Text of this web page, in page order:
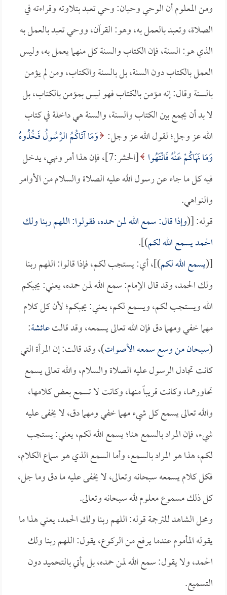
ومن المعلوم أن الوحي وحيان: وحي تعبد بتلاوته وقراءته في
الصلاة، وتعبد بالعمل به، وهو: القرآن، ووحي تعبد بالعمل به
الذي هو: السنة، فإن الكتاب والسنة كل منهما يعمل به، وليس
العمل بالكتاب دون السنة، بل بالسنة والكتاب، ومن لم يؤمن
بالسنة وقال: إنه مؤمن بالكتاب فهو ليس بمؤمن بالكتاب، بل
لا بد أن يجمع بين الكتاب والسنة، والسنة هي داخلة في كتاب
الله عز وجل؛ لقول الله عز وجل: وَمَا آتَاكُمُ الرَّسُولُ فَخُذُوهُ
وَمَا نَهَاكُمْ عَنْهُ فَانْتَهُوا
[الحشر:7]، فإن هذا أمر ونهي، يدخل
فيه كل ما جاء عن رسول الله عليه الصلاة والسلام من الأوامر
والنواهي.
قوله: [(وإذا قال: سمع الله لمن حمده، فقولوا: اللهم ربنا ولك
الحمد يسمع الله لكم)].
[(يسمع الله لكم)]، أي: يستجب لكم، فإذا قالوا: اللهم ربنا
ولك الحمد، وقد قال الإمام: سمع الله لمن حمده، يعني: يجبكم
الله ويستجب لكم، ويسمع لكم، يعني: يجبكم؛ لأن كل كلام
مهما خفي ومهما دق فإن الله تعالى يسمعه، وقد قالتعائشة:
(سبحان من وسع سمعه الأصوات)، وقد قالت: إن المرأة التي
كانت تجادل الرسول عليه الصلاة والسلام، والله تعالى يسمع
تحاورهما، وكانت قريباً منها، وكانت لا تسمع بعض كلامها،
والله تعالى يسمع كل شيء مهما خفي ومهما دق، لا يخفى عليه
شيء، فإن المراد بالسمع هنا؛ يسمع الله لكم، يعني: يستجب
لكم، هذا هو المراد بالسمع، وأما السمع الذي هو سماع الكلام،
فكل كلام يسمعه سبحانه وتعالى، لا يخفى عليه ما دق وما جل،
كل ذلك مسموع معلوم لله سبحانه وتعالى.
ومحل الشاهد للترجمة قوله: اللهم ربنا ولك الحمد، يعني هذا ما
يقوله المأموم عندما يرفع من الركوع، يقول: اللهم ربنا ولك
الحمد، ولا يقول: سمع الله لمن حمده، بل يأتي بالتحميد دون
التسميع.